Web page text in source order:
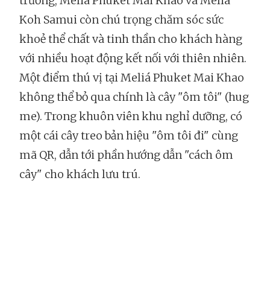
Koh Samui còn chú trọng chăm sóc sức
khoẻ thể chất và tinh thần cho khách hàng
với nhiều hoạt động kết nối với thiên nhiên.
Một điểm thú vị tại Meliá Phuket Mai Khao
không thể bỏ qua chính là cây "ôm tôi" (hug
me). Trong khuôn viên khu nghỉ dưỡng, có
một cái cây treo bản hiệu "ôm tôi đi" cùng
mã QR, dẫn tới phần hướng dẫn "cách ôm
cây" cho khách lưu trú.